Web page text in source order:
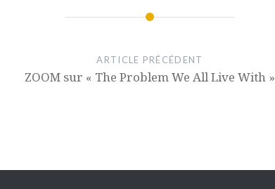
ARTICLE PRÉCÉDENT
ZOOM sur « The Problem We All Live With »